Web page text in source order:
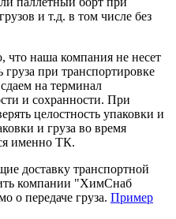
и т.д. в том числе без
наша компания не несет
груза при транспортировке
на терминал
и сохранности. При
целостность упаковки и
и груза во время
именно ТК.
доставку транспортной
компании "ХимСнаб
о передаче груза. Пример